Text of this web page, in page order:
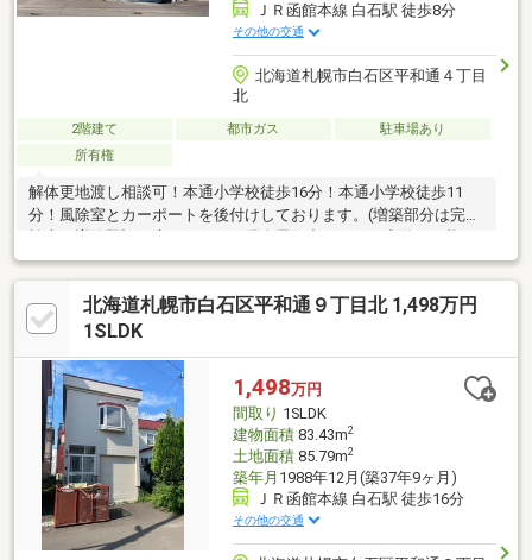
ＪＲ函館本線 白石駅 徒歩8分
その他の交通
北海道札幌市白石区平和通４丁目
北
2階建て 都市ガス
駐車場あり
所有権
解体更地渡し相談可！本通小学校徒歩16分！本通小学校徒歩11
分！風除室とカーポートを後付けしております。(増築部分は完成
す。お気軽にお問合せくださいませ！
北海道札幌市白石区平和通９丁目北 1,498万円
1SLDK
1,498万円
間取り 1SLDK
建物面積83.43m2
土地面積85.79m2
築年月 1988年12月(築37年9ヶ月)
ＪＲ函館本線 白石駅 徒歩16分
その他の交通